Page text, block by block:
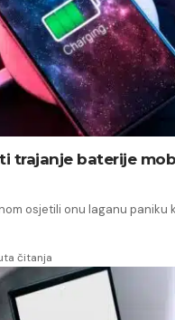
trajanje baterije
osjetili onu laganu paniku
čitanja